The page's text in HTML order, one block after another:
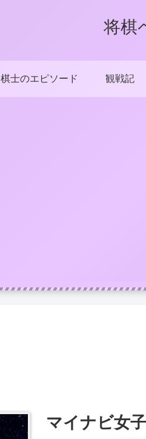
将棋
棋士のエピソード 観戦記
マイナビ女